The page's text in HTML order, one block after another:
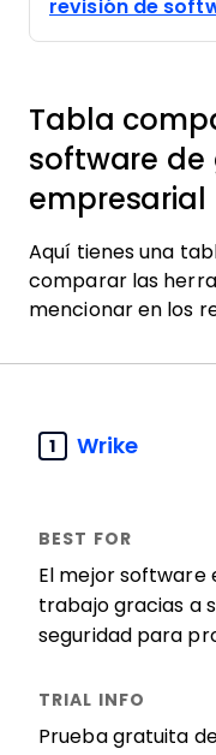
revisión de
Tabla
software de
empresarial
Aquí tienes una
comparar las
mencionar en los
1 Wrike
El mejor software
trabajo gracias a
seguridad para
Prueba gratuita